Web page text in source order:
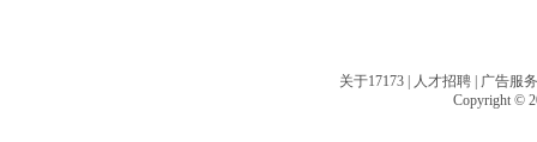
关于17173 | 人才招聘 | 广告服务
Copyright ©